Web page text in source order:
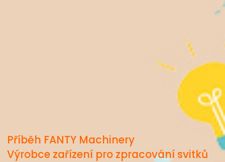
Příběh FANTY Machinery
Výrobce zařízení pro zpracování svitků